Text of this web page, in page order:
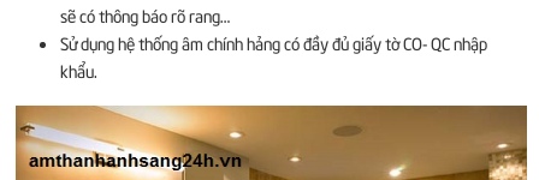
sẽ có thông báo rõ rang…
Sử dụng hệ thống âm chính hảng có đầy đủ giấy tờ CO- QC nhập
khẩu.